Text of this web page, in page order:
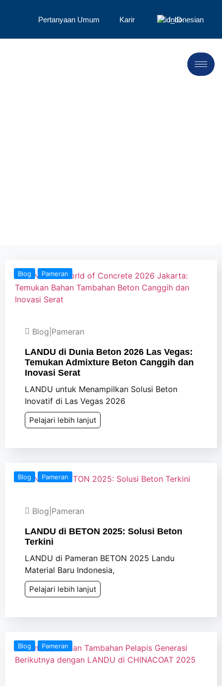
Pertanyaan Umum Karir Indonesian
Blog Pameran
Blog Pameran
LANDU di Dunia Beton 2026 Las Vegas:
Temukan Admixture Beton Canggih dan
Inovasi Serat
LANDU untuk Menampilkan Solusi Beton
Inovatif di Las Vegas 2026
Pelajari lebih lanjut
Blog Pameran
Blog Pameran
LANDU di BETON 2025: Solusi Beton
Terkini
LANDU di Pameran BETON 2025 Landu
Material Baru Indonesia,
Pelajari lebih lanjut
Blog Pameran